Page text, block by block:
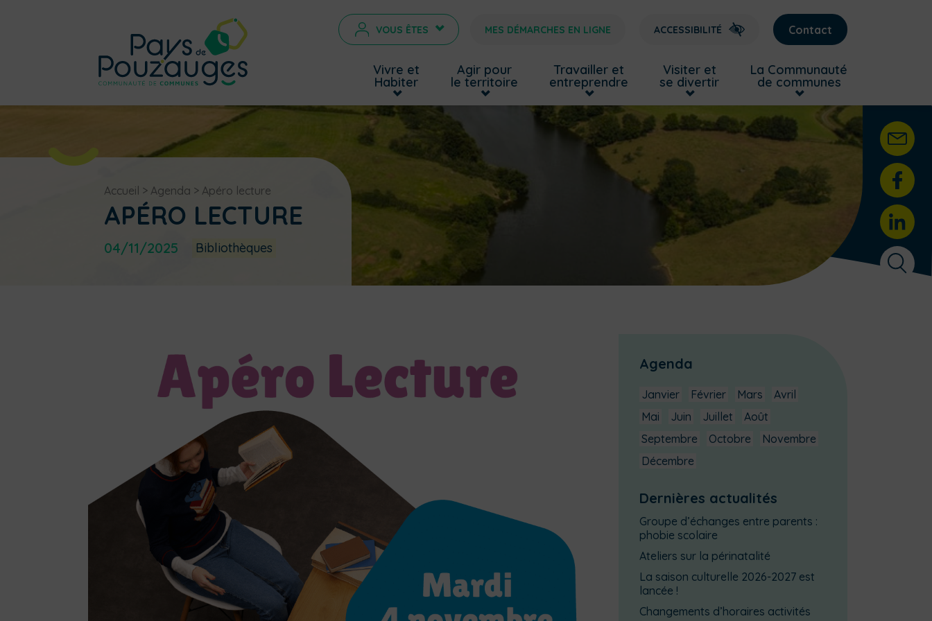
VOUS ÊTES > MES DÉMARCHES EN LIGNE ACCESSIBILITÉ Contact
Vivre et
Habiter
Agir pour
le territoire
Travailler et
entreprendre
Visiter et
se divertir
La Communauté
de communes
Accueil > Agenda > Apéro lecture
APÉRO LECTURE
04/11/2025 Bibliothèques
Agenda
Janvier Février Mars
Avril
Mai
Juin Juillet
Août
Septembre
Octobre
Novembre
Décembre
Dernières actualités
Groupe d’échanges entre parents :
phobie scolaire
Ateliers sur la périnatalité
La saison culturelle 2026-2027 est
lancée !
Changements d’horaires activités